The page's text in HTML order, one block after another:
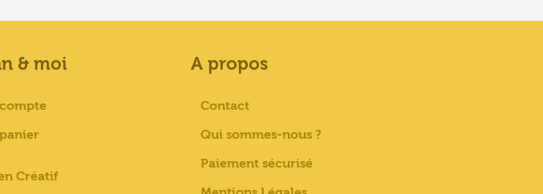
& moi
Créatif
A propos
Contact
Qui sommes-nous ?
Paiement sécurisé